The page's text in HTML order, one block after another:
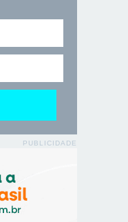
PUBLICIDADE